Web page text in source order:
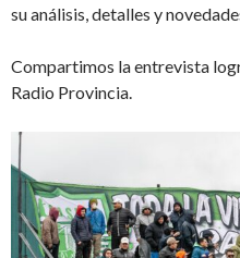
su análisis, detalles y
Compartimos la entrevista
Radio Provincia.